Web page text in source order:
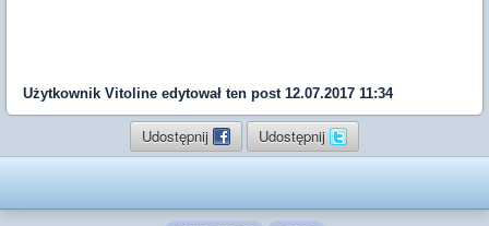
Użytkownik Vitoline edytował ten post 12.07.2017 11:34
Udostępnij Udostępnij